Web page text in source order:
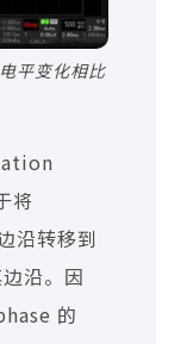
平变化相比
将
沿转移到
沿。因
的